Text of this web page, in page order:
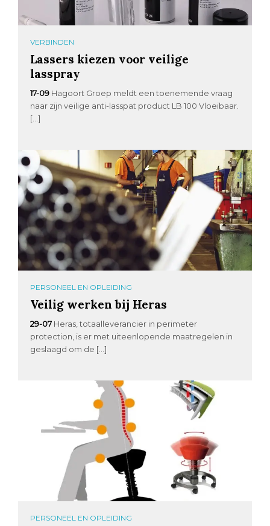
VERBINDEN
Lassers kiezen voor veilige
lasspray
17-09 Hagoort Groep meldt een toenemende vraag
naar zijn veilige anti-lasspat product LB 100 Vloeibaar.
[…]
PERSONEEL EN OPLEIDING
Veilig werken bij Heras
29-07 Heras, totaalleverancier in perimeter
protection, is er met uiteenlopende maatregelen in
geslaagd om de […]
PERSONEEL EN OPLEIDING